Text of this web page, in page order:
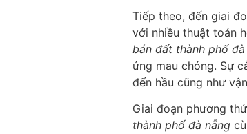
Tiếp theo, đến giai
với nhiều thuật toán
bán đất thành phố
ứng mau chóng. Sự
đến hầu cũng như
Giai đoạn phương
thành phố đà nẵng